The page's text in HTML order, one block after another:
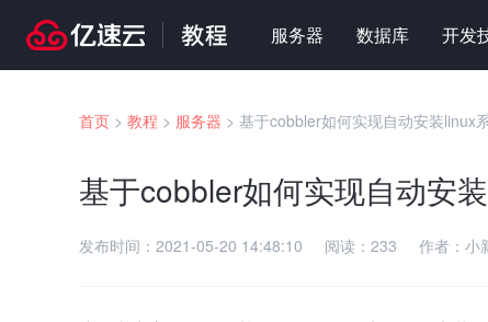
服务器 数据库 开发
首页 > 教程 > 服务器 > 基于cobbler如何实现自动安装linux
基于cobbler如何实现自动安
发布时间： 2021-05-20 14:48:10 阅读： 233 作者： 小